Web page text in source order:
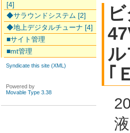
｢
[4]
◆サラウンドシステム [2]
◆地上デジタルチューナ [4]
■サイト管理
■mt管理
Syndicate this site (XML)
Powered by
Movable Type 3.38